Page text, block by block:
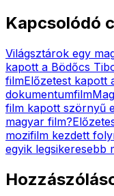
Kapcsolódó
Világsztárok egy
kapott a Bödőcs
filmElőzetest kapott
dokumentumfilm
film kapott szörnyű
magyar film?
mozifilm kezdett
egyik legsikeresebb